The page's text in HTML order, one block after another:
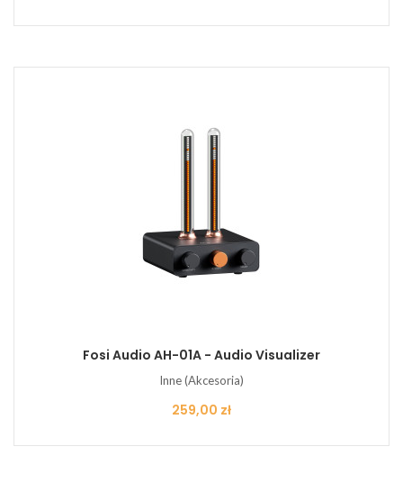
Fosi Audio AH-01A - Audio Visualizer
Inne (Akcesoria)
Cena
259,00 zł